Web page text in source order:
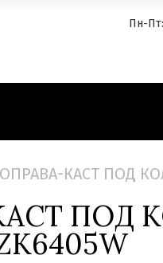
Пн-
ОПРАВА-КАСТ ПОД
ПОД